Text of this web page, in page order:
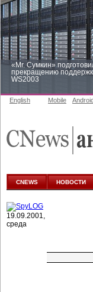
«Mr. Сумкин»
прекращению
WS2003
аналитике
English Mobile
CNEWS НОВОСТИ
19.09.2001,
среда